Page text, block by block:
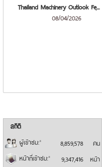
Thailand Machinery Outlook Feฺ...
08/04/2026
สถิติ
ผู้เข้าชม:* 8,859,578
คน
หน้าที่เข้าชม:* 9,347,416
หน้า